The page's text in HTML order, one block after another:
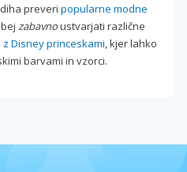
preveri popularne modne
zabavnoustvarjati različne
Disney princeskami, kjer lahko
barvami in vzorci.